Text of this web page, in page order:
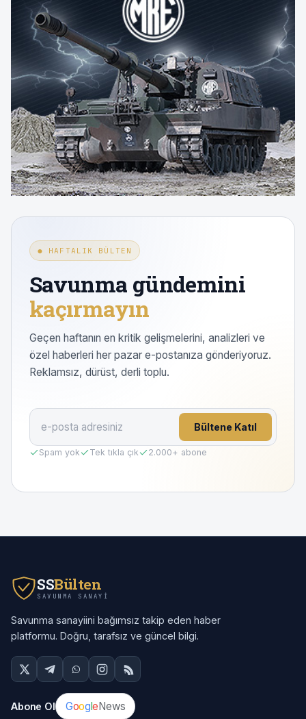
● HAFTALIK BÜLTEN
Savunma gündemini
kaçırmayın
Geçen haftanın en kritik gelişmelerini, analizleri ve
özel haberleri her pazar e-postanıza gönderiyoruz.
Reklamsız, dürüst, derli toplu.
Bültene Katıl
Spam yok Tek tıkla çık 2.000+ abone
SSBülten
SAVUNMA SANAYI
Savunma sanayiini bağımsız takip eden haber
platformu. Doğru, tarafsız ve güncel bilgi.
Abone Ol Google News